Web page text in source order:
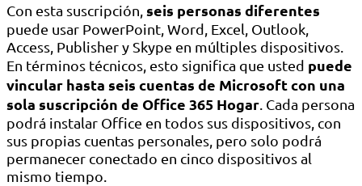
Con esta suscripción, seis personas diferentes
puede usar PowerPoint, Word, Excel, Outlook,
Access, Publisher y Skype en múltiples dispositivos.
En términos técnicos, esto significa que usted puede
vincular hasta seis cuentas de Microsoft con una
sola suscripción de Office 365 Hogar . Cada persona
podrá instalar Office en todos sus dispositivos, con
sus propias cuentas personales, pero solo podrá
permanecer conectado en cinco dispositivos al
mismo tiempo.